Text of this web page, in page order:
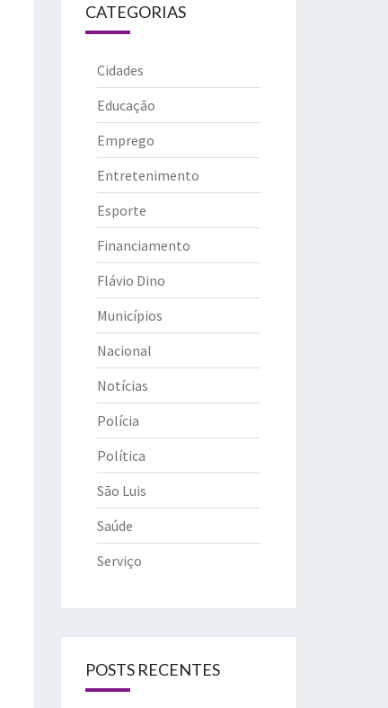
CATEGORIAS
Cidades
Educação
Emprego
Entretenimento
Esporte
Financiamento
Flávio Dino
Municípios
Nacional
Notícias
Polícia
Política
São Luis
Saúde
Serviço
POSTS RECENTES